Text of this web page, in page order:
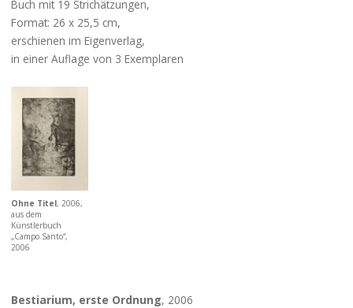
Buch mit 19 Strichätzungen,
Format: 26 x 25,5 cm,
erschienen im Eigenverlag,
in einer Auflage von 3 Exemplaren
Ohne Titel, 2006,
aus dem
Künstlerbuch
„Campo Santo“,
2006
Bestiarium, erste Ordnung, 2006